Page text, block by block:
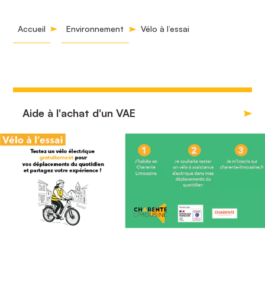
Accueil Environnement Vélo à l’essai
Aide à l'achat d'un VAE